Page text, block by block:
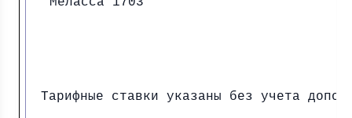
Тарифные ставки указаны без учета